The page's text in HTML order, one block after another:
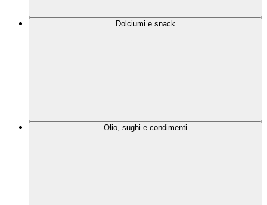
Dolciumi e snack
Olio, sughi e condimenti